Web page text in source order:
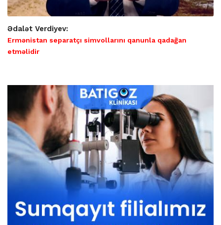
Ədalət Verdiyev:
Ermənistan separatçı simvollarını qanunla qadağan
etməlidir